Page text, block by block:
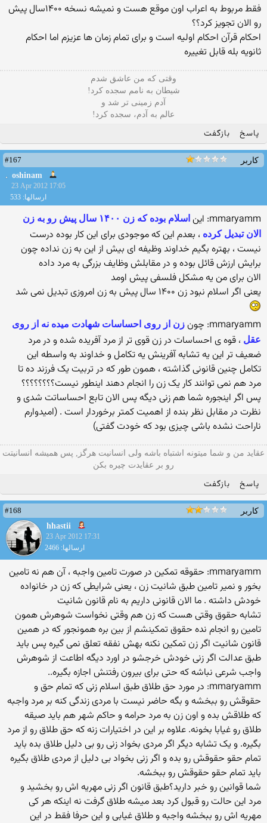
فقط مربوط به اعراب اون موقع هست و نمیشه نسخه ۱۴۰۰سال پیش
رو الان تجویز کرد؟؟
احکام قرآن احکام اولیه است و برای تمام زمان ها عزیزم اما احکام
ثانویه بله قابل تغییره
وقتی که من عاشق شدم
شیطان به نامم سجده کرد!
آدم زمینی تر شد و
عالم به آدم، سجده کرد!
پاسخ بازگفت
کاربر
#167
oshinam
23 Apr 2012 17:05
ارسالها: 533
mmaryamm: این
اسلام بوده که زن ۱۴۰۰ سال پیش رو به زن
الان تبدیل کرده ، بعدم این که موجودی برای این کار بوده درست
نیست ، بهتره بگیم خداوند وظیفه ای بیش از این به زن نداده چون
برایش ارزش قائل بوده و در مقابلش وظایف بزرگی به مرد داده
الان برای من یه مشکل فلسفی پیش اومد
یعنی اگر اسلام نبود زن ۱۴۰۰ سال پیش به زن امروزی تبدیل نمی شد
mmaryamm: چون
زن از روی احساسات شهادت میده نه از روی
عقل ، قوه ی احساسات در زن قوی تر از مرد آفریده شده و در مرد
ضعیف تر این یه تشابه آفرینش یه تکامل و خداوند به واسطه این
تکامل چنین قانونی گذاشته ، همون طور که در تربیت یک فرزند ده تا
مرد هم نمی توانند کار یک زن را انجام دهند اینطور نیست؟؟؟؟؟؟؟؟
پس اگر اینجوره شما هم زنی دیگه پس الان تابع احساساتت شدی و
نظرت در مقابل نظر بنده از اهمیت کمتر برخوردار است . (امیدوارم
ناراحت نشده باشی چیزی بود که خودت گفتی)
عقاید من و شما میتونه اشتباه باشه ولی انسانیت هرگز, پس همیشه انسانیتت
رو بر عقایدت چیره بکن
پاسخ بازگفت
کاربر
#168
hhastii
23 Apr 2012 17:31
ارسالها: 2466
mmaryamm: حقوقه تمکین در صورت تامین واجبه ، آن هم نه تامین
بخور و نمیر تامین طبق شانیت زن ، یعنی شرایطی که زن در خانواده
خودش داشته . ما الان قانونی داریم به نام قانون شانیت
تشابه حقوق وقتی هست که زن هم وقتی نخواست شوهرش همون
تامین رو انجام نده حقوق تمکینشم از بین بره همونجور که در همین
قانون شانیت اگر زن تمکین نکنه بهش نفقه تعلق نمی گیره پس باید
طبق عدالت اگر زنی خودش خرجشو در اورد دیگه اطاعت از شوهرش
واجب شرعی نباشه که حتی برای بیرون رفتنش اجازه بگیره..
mmaryamm: در مورد حق طلاق طبق اسلام زنی که تمام حق و
حقوقش رو ببخشه و بگه حاضر نیست با مردی زندگی کنه بر مرد واجبه
که طلاقش بده و اون زن به مرد حرامه و حاکم شهر هم باید صیقه
طلاق رو غیابا بخونه. علاوه بر این در اختیارات زنه که حق طلاق رو از مرد
بگیره. و یک تشابه دیگر اگر مردی بخواد زنی رو بی دلیل طلاق بده باید
تمام حقو حقوقش رو بده و اگر زنی بخواد بی دلیل از مردی طلاق بگیره
باید تمام حقو حقوقش رو ببخشه.
شما قوانین رو خبر دارید؟طبق قانون اگر زنی مهریه اش رو بخشید و
مرد این حالت رو قبول کرد بعد میشه طلاق گرفت نه اینکه هر کی
مهریه اش رو ببخشه واجبه و طلاق غیابی و این حرفا فقط در این